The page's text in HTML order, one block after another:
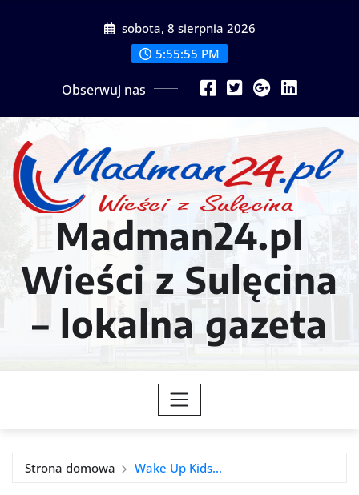
sobota, 8 sierpnia 2026
5:55:58 PM
Obserwuj nas
Madman24.pl
Wieści z Sulęcina
– lokalna gazeta
Strona domowa Wake Up Kids…